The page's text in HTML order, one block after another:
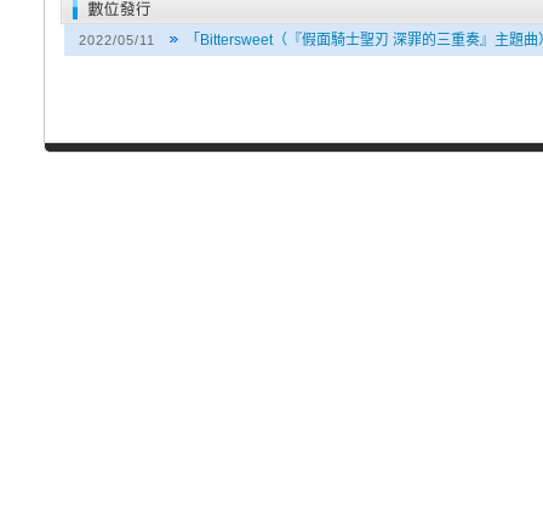
2022/05/11 「Bittersweet（『假面騎士聖刃 深罪的三重奏』主題